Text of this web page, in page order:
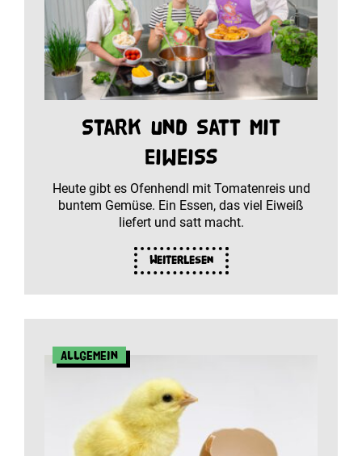
Stark und satt mit
Eiweiß
Heute gibt es Ofenhendl mit Tomatenreis und
buntem Gemüse. Ein Essen, das viel Eiweiß
liefert und satt macht.
Weiterlesen
Allgemein